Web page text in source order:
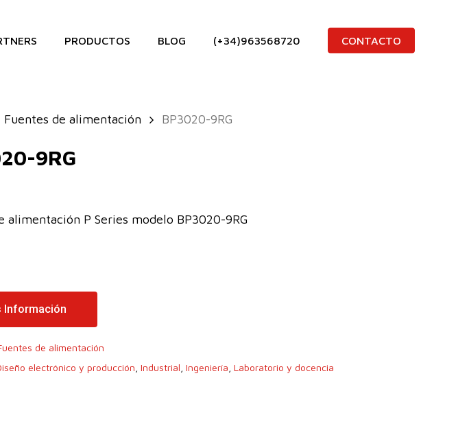
PRODUCTOS BLOG (+34)963568720 CONTACTO
Fuentes de alimentación BP3020-9RG
9RG
alimentación P Series modelo BP3020-9RG
Información
de alimentación
electrónico y producción Industrial Ingeniería Laboratorio y docencia